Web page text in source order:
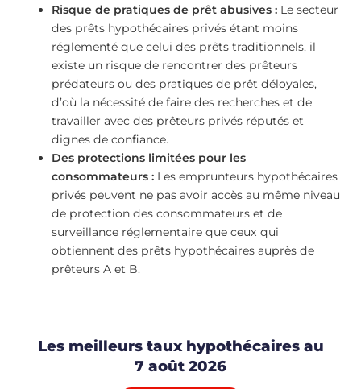
Risque de pratiques de prêt abusives : Le secteur
des prêts hypothécaires privés étant moins
réglementé que celui des prêts traditionnels, il
existe un risque de rencontrer des prêteurs
prédateurs ou des pratiques de prêt déloyales,
d’où la nécessité de faire des recherches et de
travailler avec des prêteurs privés réputés et
dignes de confiance.
Des protections limitées pour les
consommateurs : Les emprunteurs hypothécaires
privés peuvent ne pas avoir accès au même niveau
de protection des consommateurs et de
surveillance réglementaire que ceux qui
obtiennent des prêts hypothécaires auprès de
prêteurs A et B.
Les meilleurs taux hypothécaires au
7 août 2026